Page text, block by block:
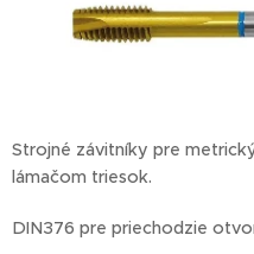
Strojné závitníky pre
lámačom triesok.
DIN376 pre priechodzie